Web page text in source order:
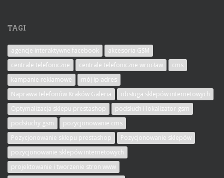
TAGI
agencje interaktywne facebook
akcesoria GSM
centrale telefoniczne
centrale telefoniczne wrocław
cms
kampanie reklamowe
mój ip adres
Naprawa telefonów Kraków Galeria
obsługa sklepów internetowych
Optymalizacja sklepu prestashop
podsłuch i lokalizator gsm
podsłuchy gsm
pozycjonowanie cms
Pozycjonowanie sklepu prestashop
Pozycjonowanie sklepów
pozycjonowanie sklepów internetowych
projektowanie i tworzenie stron www